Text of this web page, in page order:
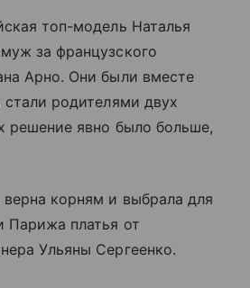
топ-модель Наталья
за французского
Арно. Они были вместе
родителями двух
решение явно было больше,
верна корням и выбрала для
Парижа платья от
Ульяны Сергеенко.